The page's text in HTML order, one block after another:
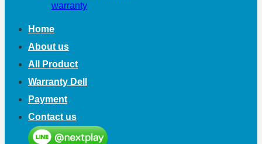
warranty
Home
About us
All Product
Warranty Dell
Payment
Contact us